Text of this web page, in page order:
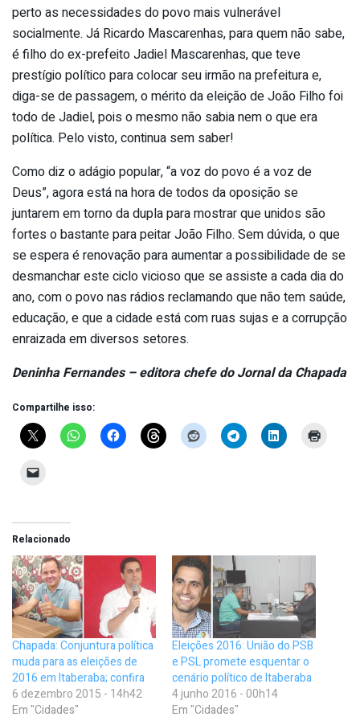
perto as necessidades do povo mais vulnerável
socialmente. Já Ricardo Mascarenhas, para quem não sabe,
é filho do ex-prefeito Jadiel Mascarenhas, que teve
prestígio político para colocar seu irmão na prefeitura e,
diga-se de passagem, o mérito da eleição de João Filho foi
todo de Jadiel, pois o mesmo não sabia nem o que era
política. Pelo visto, continua sem saber!
Como diz o adágio popular, “a voz do povo é a voz de
Deus”, agora está na hora de todos da oposição se
juntarem em torno da dupla para mostrar que unidos são
fortes o bastante para peitar João Filho. Sem dúvida, o que
se espera é renovação para aumentar a possibilidade de se
desmanchar este ciclo vicioso que se assiste a cada dia do
ano, com o povo nas rádios reclamando que não tem saúde,
educação, e que a cidade está com ruas sujas e a corrupção
enraizada em diversos setores.
Deninha Fernandes – editora chefe do Jornal da Chapada
Compartilhe isso:
Relacionado
Chapada: Conjuntura política
muda para as eleições de
2016 em Itaberaba; confira
6 dezembro 2015 - 14h42
Em "Cidades"
Eleições 2016: União do PSB
e PSL promete esquentar o
cenário político de Itaberaba
4 junho 2016 - 00h14
Em "Cidades"